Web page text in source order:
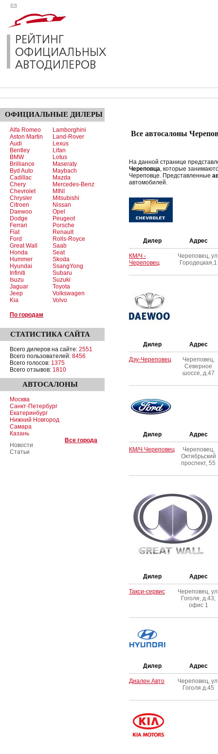
ОФИЦИАЛЬНЫЕ ДИЛЕРЫ
Alfa Romeo
Aston Martin
Audi
Bentley
BMW
Brilliance
Byd Auto
Cadillac
Chery
Chevrolet
Chrysler
Citroen
Daewoo
Dodge
Ferrari
Fiat
Ford
Great Wall
Honda
Hummer
Hyundai
Infiniti
Isuzu
Jaguar
Jeep
Kia
Lamborghini
Land-Rover
Lexus
Lifan
Lotus
Maseraty
Maybach
Mazda
Mercedes-Benz
MINI
Mitsubishi
Nissan
Opel
Peugeot
Porsche
Renault
Rolls-Royce
Saab
Seat
Skoda
SsangYong
Subaru
Suzuki
Toyota
Volkswagen
Volvo
По городам
СТАТИСТИКА САЙТА
Всего дилеров на сайте: 2551
Всего пользователей: 8456
Всего голосов: 1375
Всего отзывов: 1810
АВТОСАЛОНЫ
Москва
Санкт-Петербург
Екатеринбург
Нижний Новгород
Самара
Казань
Все города
Новости
Статьи
Все автосалоны
На данной странице
Череповца, которые
Череповце. Представленные
автомобилей.
Дилер Адрес
КМ/Ч -
Череповец
Череповец,
Городецкая,1
Дилер Адрес
Дэу-Череповец
Череповец,
Северное
шоссе, д.47
Дилер Адрес
КМ/Ч Череповец
Череповец,
Октябрьский
проспект, 55
Дилер Адрес
Такси-сервис
Череповец,
Гоголя, д.43,
офис 1
Дилер Адрес
Диален Авто
Череповец,
Гоголя д.45